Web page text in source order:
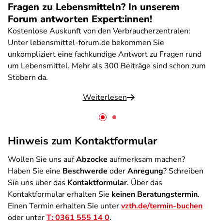
Fragen zu Lebensmitteln? In unserem
Forum antworten Expert:innen!
Kostenlose Auskunft von den Verbraucherzentralen:
Unter lebensmittel-forum.de bekommen Sie
unkompliziert eine fachkundige Antwort zu Fragen rund
um Lebensmittel. Mehr als 300 Beiträge sind schon zum
Stöbern da.
Weiterlesen
Hinweis zum Kontaktformular
Wollen Sie uns aufAbzocke aufmerksam machen?
Haben Sie eine Beschwerde oderAnregung? Schreiben
Sie uns über das Kontaktformular. Über das
Kontaktformular erhalten Sie keinen Beratungstermin.
Einen Termin erhalten Sie untervzth.de/termin-buchen
oder unterT: 0361 555 14 0.